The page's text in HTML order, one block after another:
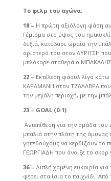
Το φιλμ του αγώνα:
18΄ – Η πρώτη αξιόλογη φάση
Γέμισμα στο ύψος του
δεξιά, κατέβασε ωραία την
αριστερά του στον ΛΥΡΙΤΣΗ
μπλόκαρε σταθερά ο
22΄ – Εκτέλεση φάουλ λίγο
ΚΑΡΑΜΑΝΗ στον ΤΖΑΛΑΒΡΑ που
την μεγάλη περιοχή, με την
23΄ – GOAL (0-1)
Αντεπίθεση για την ομάδα
μπαλιά στην πλάτη της άμυνας
γηπεδούχους να κερδίζουν το
ΓΕΩΡΓΙΑΔΗ που άνοιξε το σκορ
36΄ – Διπλή χαμένη ευκαιρία
φέρει στα ίσια το παιχνίδι.